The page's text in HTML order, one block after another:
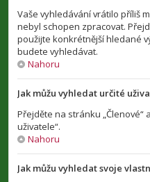
Vaše vyhledávání vrátilo příliš
nebyl schopen zpracovat.
použijte konkrétnější hledané
budete vyhledávat.
Nahoru
Jak můžu vyhledat určité
Přejděte na stránku „Členové“
uživatele“.
Nahoru
Jak můžu vyhledat svoje